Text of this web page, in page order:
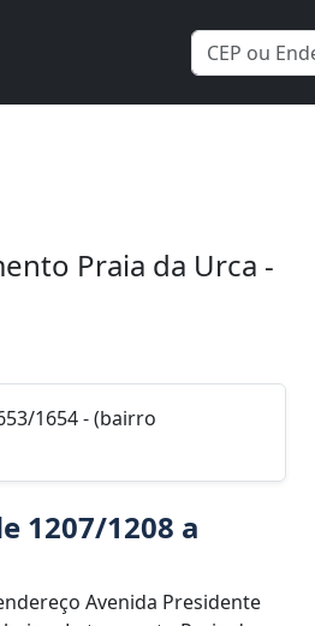
Praia da Urca -
1654 - (bairro
1207/1208 a
Avenida Presidente